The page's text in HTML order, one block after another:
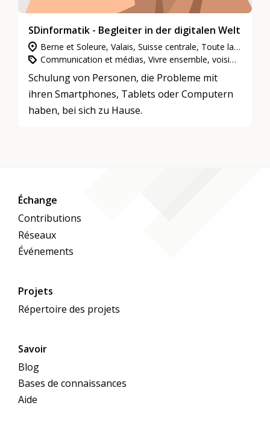
SDinformatik - Begleiter in der digitalen Welt
Berne et Soleure, Valais, Suisse centrale, Toute la Suisse, Zurich, Genève, Suisse du Nord-Ouest, Grisons, Tessin, Neuchâtel et Jura, Suisse orientale, Étranger, Vaud et Fribourg
Communication et médias, Vivre ensemble, voisinage et quartiers, L’engagement d’utilité publique
Schulung von Personen, die Probleme mit
ihren Smartphones, Tablets oder Computern
haben, bei sich zu Hause.
Échange
Contributions
Réseaux
Événements
Projets
Répertoire des projets
Savoir
Blog
Bases de connaissances
Aide